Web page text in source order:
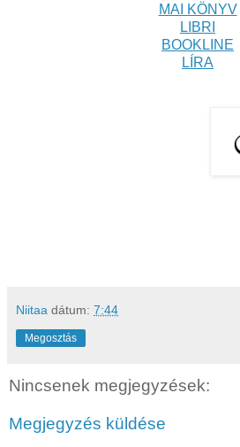
MAI KÖNYV
LIBRI
BOOKLINE
LÍRA
Niitaa dátum: 7:44
Megosztás
Nincsenek megjegyzések:
Megjegyzés küldése